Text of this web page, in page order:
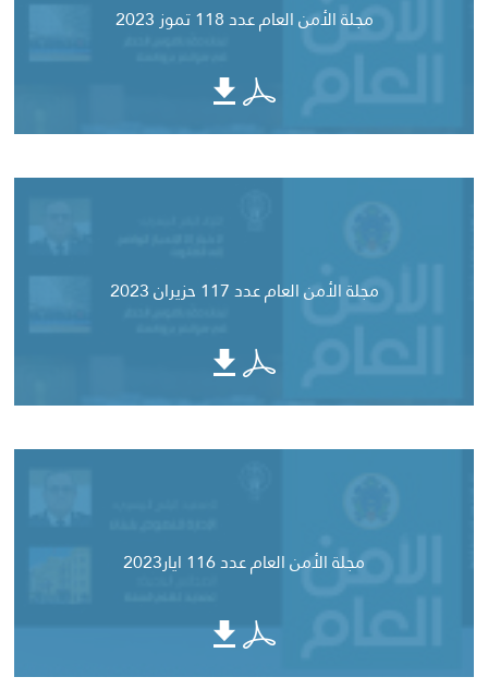
مجلة الأمن العام عدد 118 تموز 2023
مجلة الأمن العام عدد 117 حزيران 2023
مجلة الأمن العام عدد 116 ايار2023